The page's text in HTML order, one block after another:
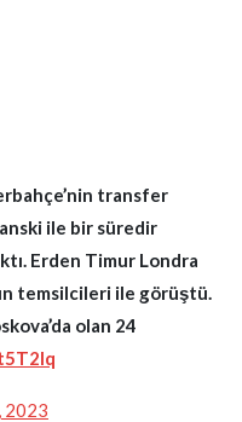
transfer
ile bir süredir
Erden Timur Londra
temsilcileri ile görüştü.
olan 24
2023